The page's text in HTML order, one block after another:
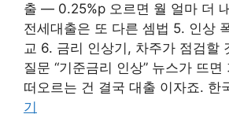
출 — 0.25%p 오르면 월 얼마 더
전세대출은 또 다른 셈법 5. 인상
교 6. 금리 인상기, 차주가 점검할
질문 “기준금리 인상” 뉴스가 뜨면
떠오르는 건 결국 대출 이자죠. 한
기